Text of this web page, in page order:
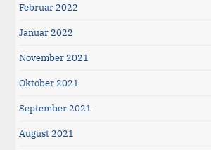
Februar 2022
Januar 2022
November 2021
Oktober 2021
September 2021
August 2021